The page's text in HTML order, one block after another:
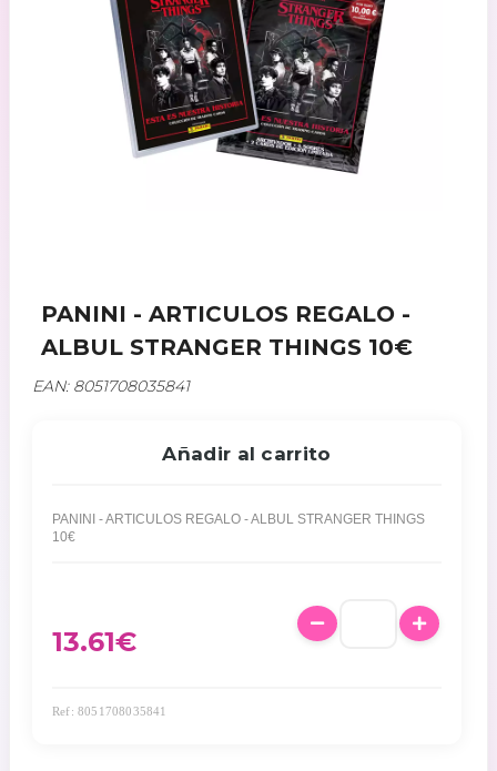
PANINI - ARTICULOS REGALO -
ALBUL STRANGER THINGS 10€
EAN: 8051708035841
Añadir al carrito
PANINI - ARTICULOS REGALO - ALBUL STRANGER THINGS
10€
13.61€
Ref: 8051708035841